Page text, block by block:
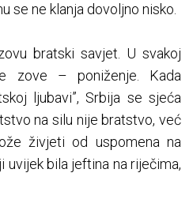
se ne klanja dovoljno nisko.
bratski savjet. U svakoj
zove – poniženje. Kada
ljubavi”, Srbija se sjeća
na silu nije bratstvo, već
živjeti od uspomena na
uvijek bila jeftina na riječima,